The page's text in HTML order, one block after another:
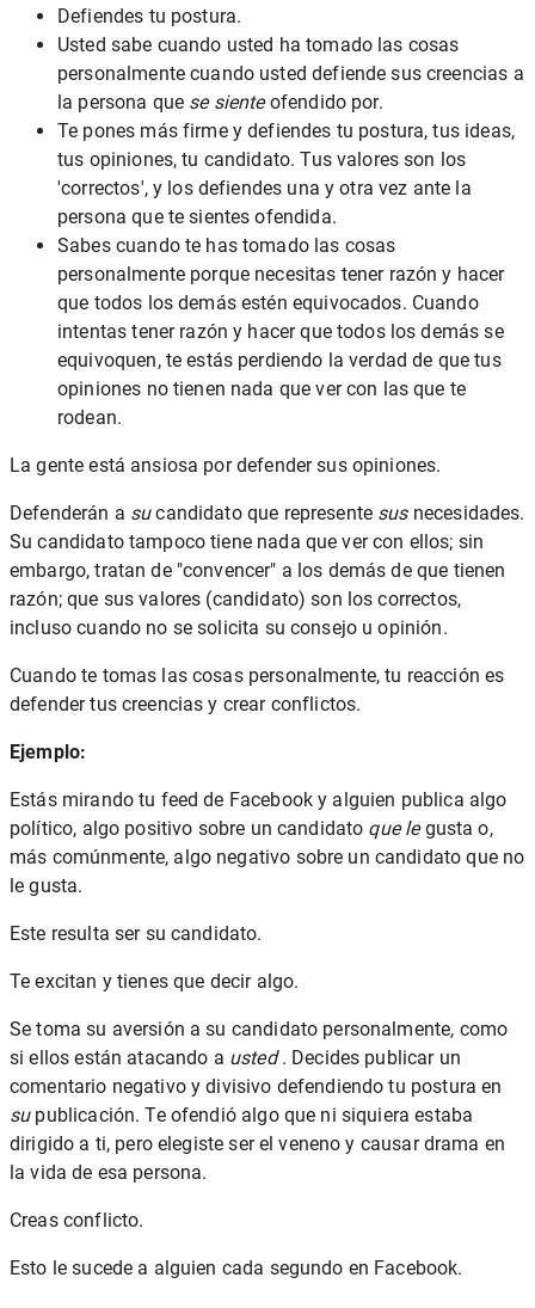
Defiendes tu postura.
Usted sabe cuando usted ha tomado las cosas
personalmente cuando usted defiende sus creencias a
la persona que se sienteofendido por.
Te pones más firme y defiendes tu postura, tus ideas,
tus opiniones, tu candidato. Tus valores son los
'correctos', y los defiendes una y otra vez ante la
persona que te sientes ofendida.
Sabes cuando te has tomado las cosas
personalmente porque necesitas tener razón y hacer
que todos los demás estén equivocados. Cuando
intentas tener razón y hacer que todos los demás se
equivoquen, te estás perdiendo la verdad de que tus
opiniones no tienen nada que ver con las que te
rodean.
La gente está ansiosa por defender sus opiniones.
Defenderán a sucandidato que represente susnecesidades.
Su candidato tampoco tiene nada que ver con ellos; sin
embargo, tratan de "convencer" a los demás de que tienen
razón; que sus valores (candidato) son los correctos,
incluso cuando no se solicita su consejo u opinión.
Cuando te tomas las cosas personalmente, tu reacción es
defender tus creencias y crear conflictos.
Ejemplo:
Estás mirando tu feed de Facebook y alguien publica algo
político, algo positivo sobre un candidato que legusta o,
más comúnmente, algo negativo sobre un candidato que no
le gusta.
Este resulta ser su candidato.
Te excitan y tienes que decir algo.
Se toma su aversión a su candidato personalmente, como
si ellos están atacando a usted. Decides publicar un
comentario negativo y divisivo defendiendo tu postura en
supublicación. Te ofendió algo que ni siquiera estaba
dirigido a ti, pero elegiste ser el veneno y causar drama en
la vida de esa persona.
Creas conflicto.
Esto le sucede a alguien cada segundo en Facebook.